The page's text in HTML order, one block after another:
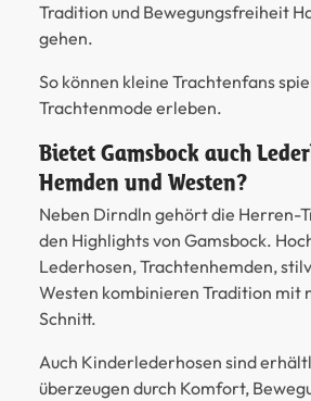
Tradition und Bewegungsfreiheit
gehen.
So können kleine Trachtenfans
Trachtenmode erleben.
Bietet Gamsbock auch
Hemden und Westen?
Neben Dirndln gehört die Herren-
den Highlights von Gamsbock.
Lederhosen, Trachtenhemden,
Westen kombinieren Tradition mit
Schnitt.
Auch Kinderlederhosen sind
überzeugen durch Komfort,